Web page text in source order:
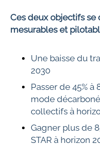
Ces deux objectifs
mesurables et
Une baisse du
2030
Passer de 45%
mode
collectifs à
Gagner plus de
STAR à horizon